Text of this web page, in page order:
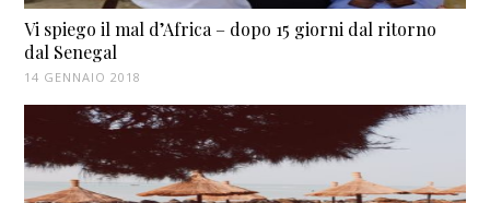
Vi spiego il mal d’Africa – dopo 15 giorni dal ritorno
dal Senegal
14 GENNAIO 2018